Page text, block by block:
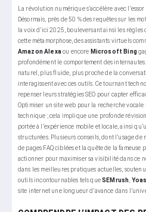
La révolution numérique s’accélère avec
Désormais, près de 50 % des requêtes sur les
la voix d’ici 2025, bouleversant ainsi les
cette métamorphose, des assistants virtuels
Amazon Alexaou encore Microsoft Bing
profondément le comportement des
naturel, plus fluide, plus proche de la
interagissent avec ces outils. Ce tournant
repenser leurs stratégies SEO pour capter
Optimiser un site web pour la recherche vocale
technique ; cela implique une profonde
portée à l’expérience mobile et locale, ainsi
structurées. Plusieurs conseils, dont l’usage
de pages FAQ ciblées et la quête de la fameuse
actionner pour maximiser sa visibilité dans ce
dans les meilleures pratiques actuelles,
outils incontournables tels queSEMrush,
site internet une longueur d’avance dans